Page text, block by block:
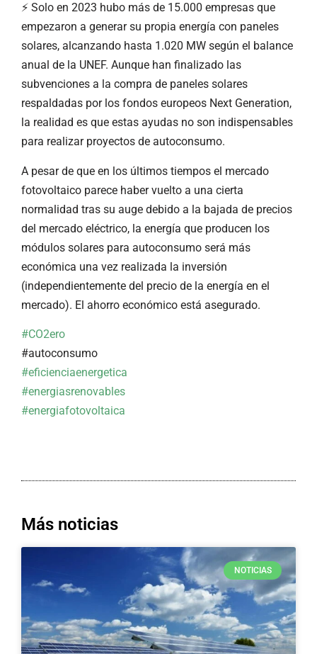
⚡ Solo en 2023 hubo más de 15.000 empresas que
empezaron a generar su propia energía con paneles
solares, alcanzando hasta 1.020 MW según el balance
anual de la UNEF. Aunque han finalizado las
subvenciones a la compra de paneles solares
respaldadas por los fondos europeos Next Generation,
la realidad es que estas ayudas no son indispensables
para realizar proyectos de autoconsumo.
A pesar de que en los últimos tiempos el mercado
fotovoltaico parece haber vuelto a una cierta
normalidad tras su auge debido a la bajada de precios
del mercado eléctrico, la energía que producen los
módulos solares para autoconsumo será más
económica una vez realizada la inversión
(independientemente del precio de la energía en el
mercado). El ahorro económico está asegurado.
#CO2ero
#autoconsumo
#eficienciaenergetica
#energiasrenovables
#energiafotovoltaica
Más noticias
NOTICIAS